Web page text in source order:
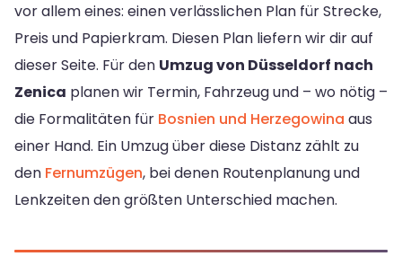
vor allem eines: einen verlässlichen Plan für Strecke,
Preis und Papierkram. Diesen Plan liefern wir dir auf
dieser Seite. Für den Umzug von Düsseldorf nach
Zenica planen wir Termin, Fahrzeug und – wo nötig –
die Formalitäten für Bosnien und Herzegowina aus
einer Hand. Ein Umzug über diese Distanz zählt zu
den Fernumzügen, bei denen Routenplanung und
Lenkzeiten den größten Unterschied machen.